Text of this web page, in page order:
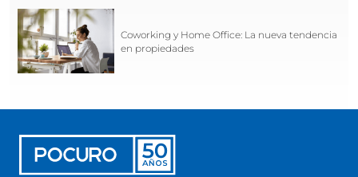
Coworking y Home Office: La nueva tendencia
en propiedades